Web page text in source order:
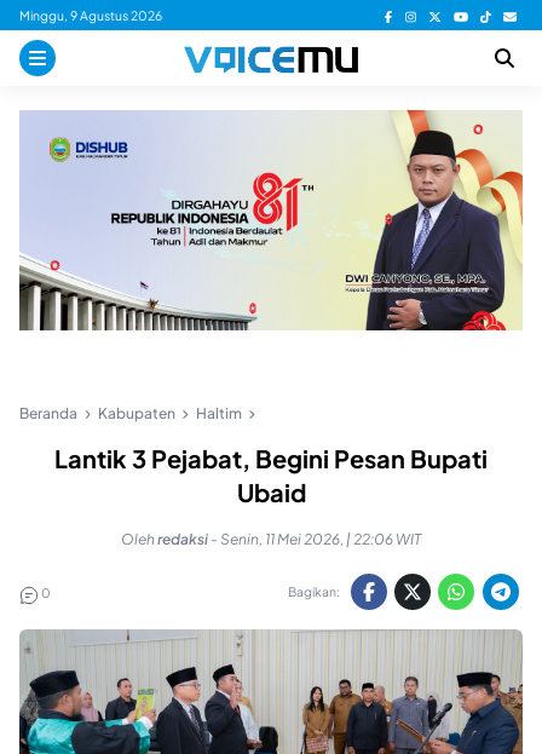
Skip
content
Minggu, 9 Agustus 2026
Beranda Kabupaten Haltim
Lantik 3 Pejabat, Begini Pesan Bupati
Ubaid
Olehredaksi - Senin, 11 Mei 2026, | 22:06 WIT
0 Bagikan: